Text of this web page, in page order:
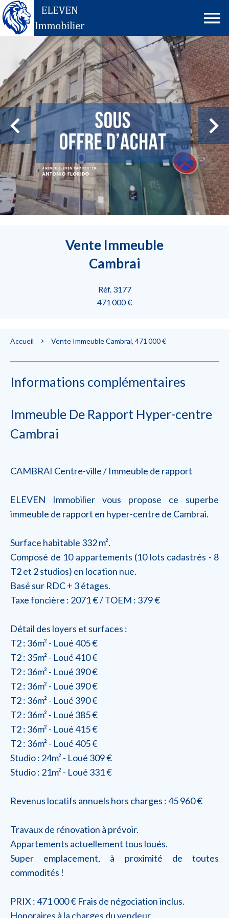
Vente Immeuble
Cambrai
Réf. 3177
471 000 €
Accueil Vente Immeuble Cambrai, 471 000 €
Informations complémentaires
Immeuble De Rapport Hyper-centre
Cambrai
CAMBRAI Centre-ville / Immeuble de rapport
ELEVEN Immobilier vous propose ce superbe
immeuble de rapport en hyper-centre de Cambrai.
Surface habitable 332 m².
Composé de 10 appartements (10 lots cadastrés - 8
T2 et 2 studios) en location nue.
Basé sur RDC + 3 étages.
Taxe foncière : 2071 € / TOEM : 379 €
Détail des loyers et surfaces :
T2 : 36m² - Loué 405 €
T2 : 35m² - Loué 410 €
T2 : 36m² - Loué 390 €
T2 : 36m² - Loué 390 €
T2 : 36m² - Loué 390 €
T2 : 36m² - Loué 385 €
T2 : 36m² - Loué 415 €
T2 : 36m² - Loué 405 €
Studio : 24m² - Loué 309 €
Studio : 21m² - Loué 331 €
Revenus locatifs annuels hors charges : 45 960 €
Travaux de rénovation à prévoir.
Appartements actuellement tous loués.
Super emplacement, à proximité de toutes
commodités !
PRIX : 471 000 € Frais de négociation inclus.
Honoraires à la charges du vendeur.